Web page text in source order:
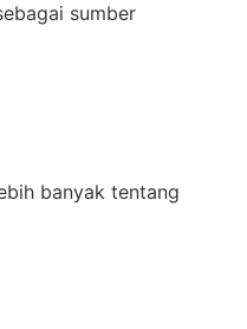
sumber
banyak tentang